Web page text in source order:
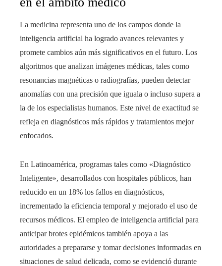
La medicina representa uno de los campos donde la
inteligencia artificial ha logrado avances relevantes y
promete cambios aún más significativos en el futuro. Los
algoritmos que analizan imágenes médicas, tales como
resonancias magnéticas o radiografías, pueden detectar
anomalías con una precisión que iguala o incluso supera a
la de los especialistas humanos. Este nivel de exactitud se
refleja en diagnósticos más rápidos y tratamientos mejor
enfocados.
En Latinoamérica, programas tales como «Diagnóstico
Inteligente», desarrollados con hospitales públicos, han
reducido en un 18% los fallos en diagnósticos,
incrementado la eficiencia temporal y mejorado el uso de
recursos médicos. El empleo de inteligencia artificial para
anticipar brotes epidémicos también apoya a las
autoridades a prepararse y tomar decisiones informadas en
situaciones de salud delicada, como se evidenció durante